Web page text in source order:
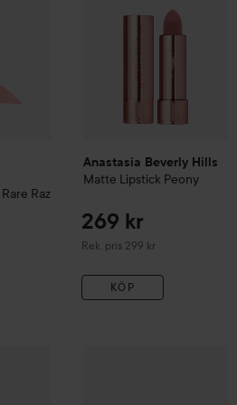
Rare Raz
Anastasia Beverly Hills
Matte Lipstick Peony
269 kr
Rek. pris 299 kr
Rekommenderat pris 299 kr
KÖP